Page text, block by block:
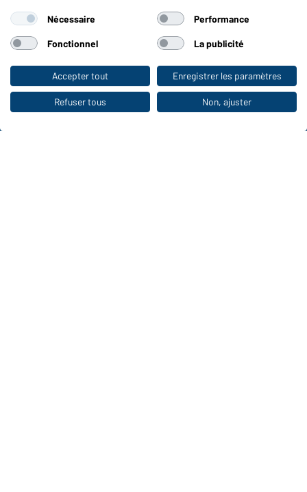
Vers la boutique pour particuliers
Conseils d'entretien
Tailles
Couleurs
WORKWEAR COLLECTION
Le choix idéal pour les professionnels :
Nécessaire Performance
Fonctionnel La publicité
Accepter tout Enregistrer les paramètres
Refuser tous Non, ajuster